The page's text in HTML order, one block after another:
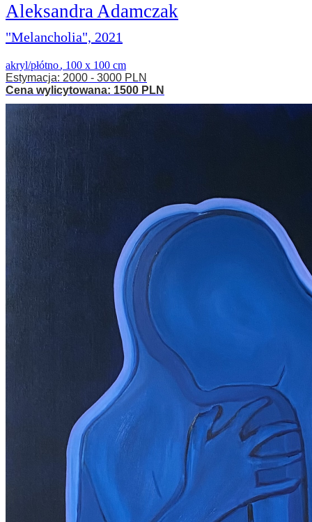
Aleksandra Adamczak
"Melancholia", 2021
akryl/płótno, 100 x 100 cm
Estymacja: 2000 - 3000 PLN
Cena wylicytowana: 1500 PLN